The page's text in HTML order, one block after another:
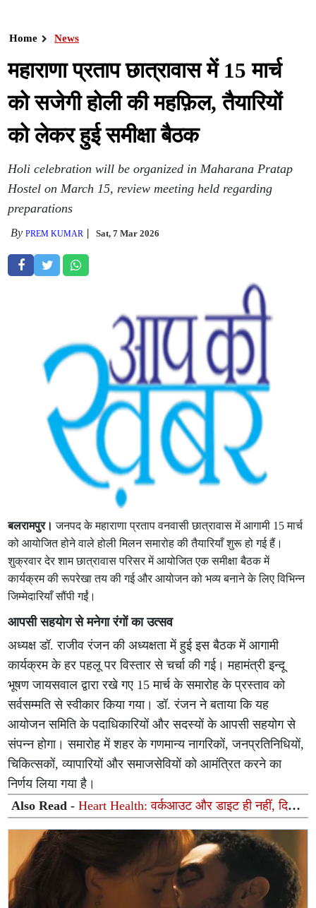
Home News
महाराणा प्रताप छात्रावास में 15 मार्च
को सजेगी होली की महफ़िल, तैयारियों
को लेकर हुई समीक्षा बैठक
Holi celebration will be organized in Maharana Pratap
Hostel on March 15, review meeting held regarding
preparations
ByPREM KUMAR Sat, 7 Mar 2026
बलरामपुर।जनपद के महाराणा प्रताप वनवासी छात्रावास में आगामी 15 मार्च
को आयोजित होने वाले होली मिलन समारोह की तैयारियाँ शुरू हो गई हैं।
शुक्रवार देर शाम छात्रावास परिसर में आयोजित एक समीक्षा बैठक में
कार्यक्रम की रूपरेखा तय की गई और आयोजन को भव्य बनाने के लिए विभिन्न
जिम्मेदारियाँ सौंपी गईं।
आपसी सहयोग से मनेगा रंगों का उत्सव
अध्यक्ष डॉ. राजीव रंजन की अध्यक्षता में हुई इस बैठक में आगामी
कार्यक्रम के हर पहलू पर विस्तार से चर्चा की गई। महामंत्री इन्दू
भूषण जायसवाल द्वारा रखे गए 15 मार्च के समारोह के प्रस्ताव को
सर्वसम्मति से स्वीकार किया गया। डॉ. रंजन ने बताया कि यह
आयोजन समिति के पदाधिकारियों और सदस्यों के आपसी सहयोग से
संपन्न होगा। समारोह में शहर के गणमान्य नागरिकों, जनप्रतिनिधियों,
चिकित्सकों, व्यापारियों और समाजसेवियों को आमंत्रित करने का
निर्णय लिया गया है।
Also Read -Heart Health: वर्कआउट और डाइट ही नहीं, दिल
को दुरुस्त रखने के लिए बेहद जरूरी है अच्छी नींद! जानिए इसके 4
बड़े फायदे